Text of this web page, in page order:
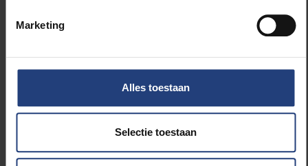
Marketing
Alles toestaan
Selectie toestaan
Ice Field werden in het verleden al meer dan 600
meteorieten verzameld. Het inernationale team dat
vorsers van VUB en ULB uit Maria Schönbächler
(ETH-Zürich) en Maria Valdes (Field Museum of